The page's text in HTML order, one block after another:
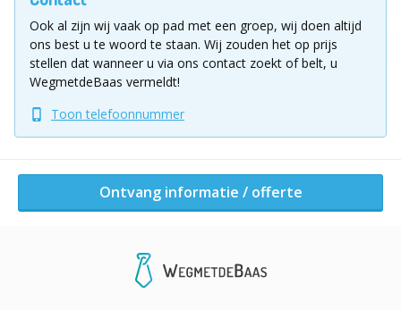
Wanneer er geen budget is voor een externe
quizmaster
Wanneer er onverwacht een gat in de planning
ontstaat
Als een leuke activiteit wanneer de deelnemers
Op locaties met beperkte mogelijkheden voor
Als ontspannen afsluiter van een drukke of formele
Ook al zijn wij vaak op pad met een groep, wij doen altijd
ons best u te woord te staan. Wij zouden het op prijs
stellen dat wanneer u via ons contact zoekt of belt, u
WegmetdeBaas vermeldt!
Toon telefoonnummer
Ontvang informatie / offerte